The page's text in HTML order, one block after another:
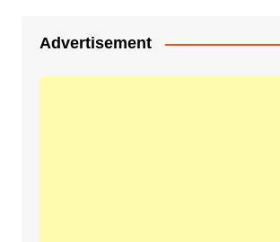
Advertisement